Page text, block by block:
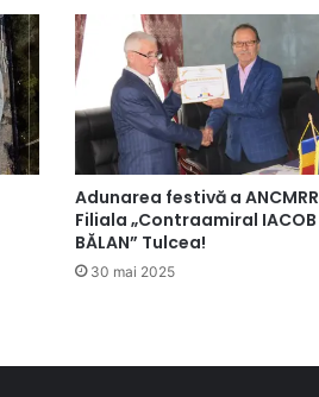
Adunarea festivă a ANCMRR
Filiala „Contraamiral IACOB
BĂLAN” Tulcea!
30 mai 2025